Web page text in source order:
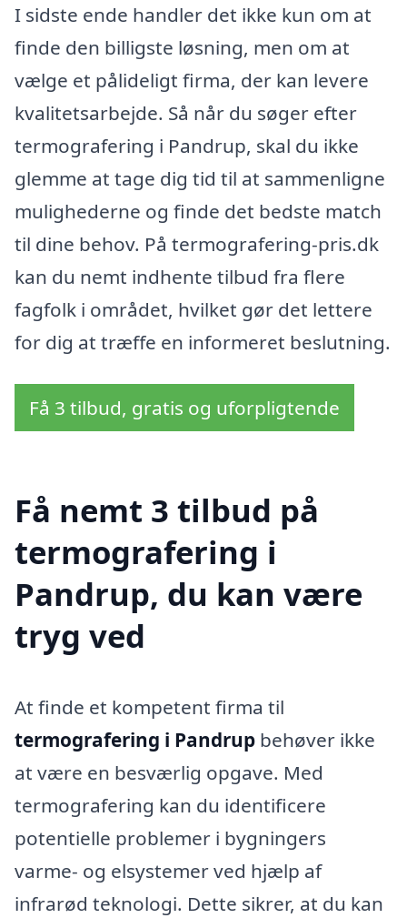
I sidste ende handler det ikke kun om at
finde den billigste løsning, men om at
vælge et pålideligt firma, der kan levere
kvalitetsarbejde. Så når du søger efter
termografering i Pandrup, skal du ikke
glemme at tage dig tid til at sammenligne
mulighederne og finde det bedste match
til dine behov. På termografering-pris.dk
kan du nemt indhente tilbud fra flere
fagfolk i området, hvilket gør det lettere
for dig at træffe en informeret beslutning.
Få 3 tilbud, gratis og uforpligtende
Få nemt 3 tilbud på
termografering i
Pandrup, du kan være
tryg ved
At finde et kompetent firma til
termografering i Pandrup behøver ikke
at være en besværlig opgave. Med
termografering kan du identificere
potentielle problemer i bygningers
varme- og elsystemer ved hjælp af
infrarød teknologi. Dette sikrer, at du kan